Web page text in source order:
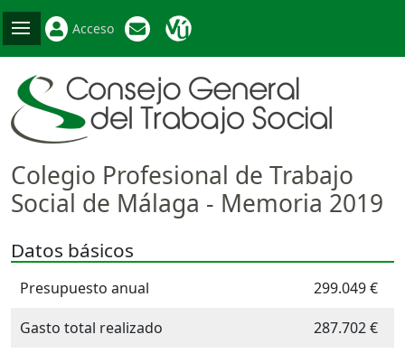
Acceso
Colegio Profesional de Trabajo
Social de Málaga - Memoria 2019
Datos básicos
Presupuesto anual
299.049 €
Gasto total realizado
287.702 €